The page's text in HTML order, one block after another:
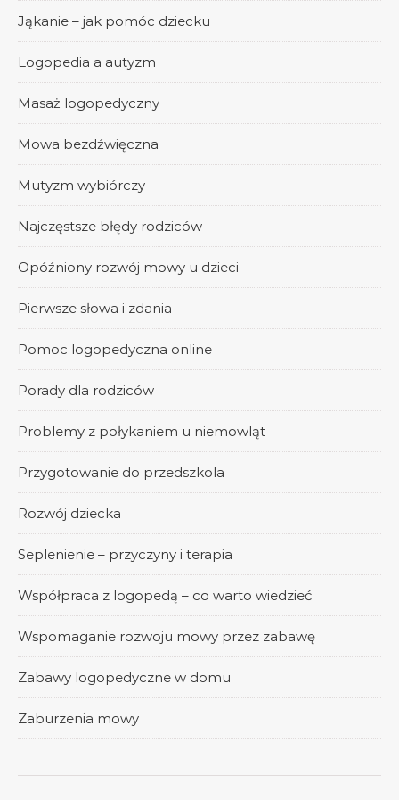
Jąkanie – jak pomóc dziecku
Logopedia a autyzm
Masaż logopedyczny
Mowa bezdźwięczna
Mutyzm wybiórczy
Najczęstsze błędy rodziców
Opóźniony rozwój mowy u dzieci
Pierwsze słowa i zdania
Pomoc logopedyczna online
Porady dla rodziców
Problemy z połykaniem u niemowląt
Przygotowanie do przedszkola
Rozwój dziecka
Seplenienie – przyczyny i terapia
Współpraca z logopedą – co warto wiedzieć
Wspomaganie rozwoju mowy przez zabawę
Zabawy logopedyczne w domu
Zaburzenia mowy